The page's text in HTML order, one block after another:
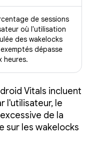
de sessions
où l'utilisation
des wakelocks
dépasse
heures.
Vitals incluent
l'utilisateur, le
de la
sur les wakelocks